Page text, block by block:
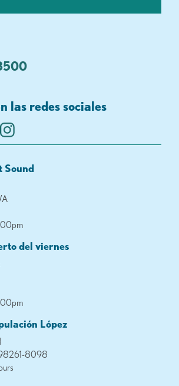
las redes sociales
Sound
del viernes
López
8098